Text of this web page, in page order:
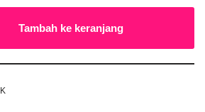
Tambah ke keranjang